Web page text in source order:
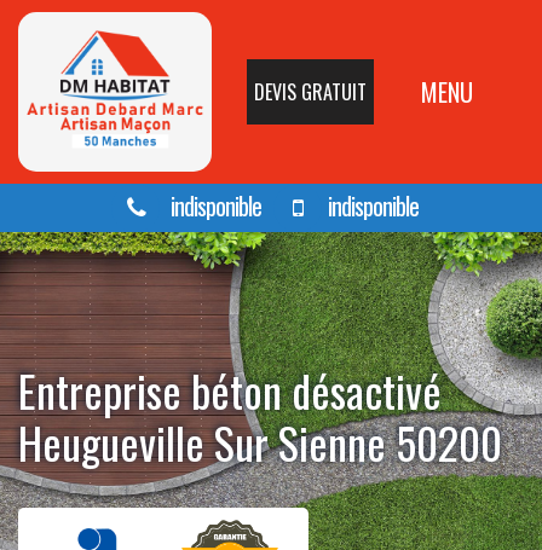
DEVIS GRATUIT MENU
indisponible indisponible
Entreprise béton désactivé
Heugueville Sur Sienne 50200